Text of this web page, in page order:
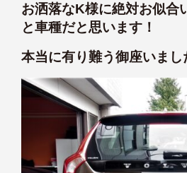
お洒落なK様に絶対お似合
と車種だと思います！
本当に有り難う御座いまし